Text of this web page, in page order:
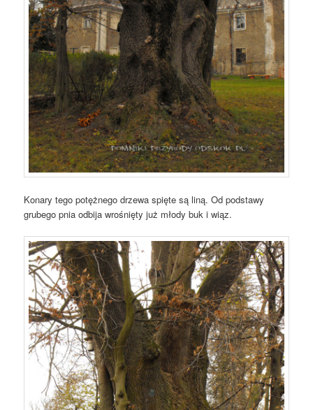
Konary tego potężnego drzewa spięte są liną. Od podstawy
grubego pnia odbija wrośnięty już młody buk i wiąz.